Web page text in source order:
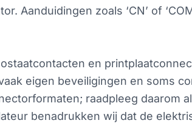
Aanduidingen zoals ‘CN’ of
en
eigen beveiligingen en soms
raadpleeg daarom
benadrukken wij dat de